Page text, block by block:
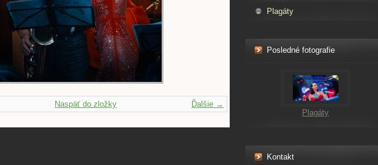
Ďalšie →
Naspäť do zložky
Plagáty
Posledné fotografie
Plagáty
Kontakt